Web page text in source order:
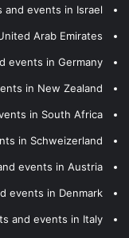
and events in Israel
Arab Emirates
events in Germany
in New Zealand
in South Africa
in Schweizerland
events in Austria
events in Denmark
and events in Italy